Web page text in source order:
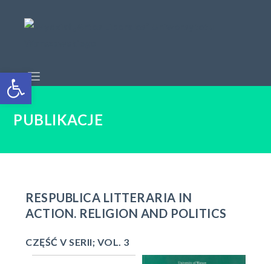
Open toolbar
PUBLIKACJE
RESPUBLICA LITTERARIA IN
ACTION. RELIGION AND POLITICS
CZĘŚĆ V SERII; VOL. 3